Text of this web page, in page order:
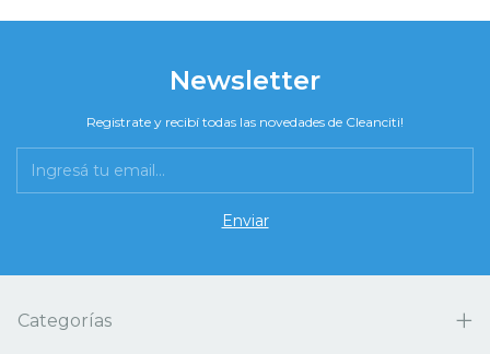
Newsletter
Registrate y recibí todas las novedades de Cleanciti!
Categorías